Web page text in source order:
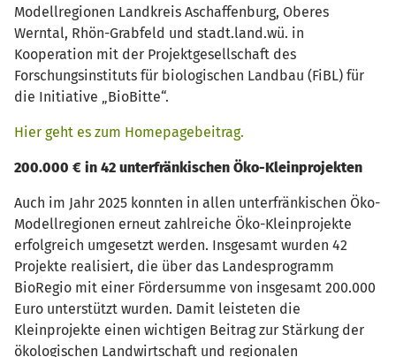
Modellregionen Landkreis Aschaffenburg, Oberes
Werntal, Rhön-Grabfeld und stadt.land.wü. in
Kooperation mit der Projektgesellschaft des
Forschungsinstituts für biologischen Landbau (FiBL) für
die Initiative „BioBitte“.
Hier geht es zum Homepagebeitrag.
200.000 € in 42 unterfränkischen Öko-Kleinprojekten
Auch im Jahr 2025 konnten in allen unterfränkischen Öko-
Modellregionen erneut zahlreiche Öko-Kleinprojekte
erfolgreich umgesetzt werden. Insgesamt wurden 42
Projekte realisiert, die über das Landesprogramm
BioRegio mit einer Fördersumme von insgesamt 200.000
Euro unterstützt wurden. Damit leisteten die
Kleinprojekte einen wichtigen Beitrag zur Stärkung der
ökologischen Landwirtschaft und regionalen